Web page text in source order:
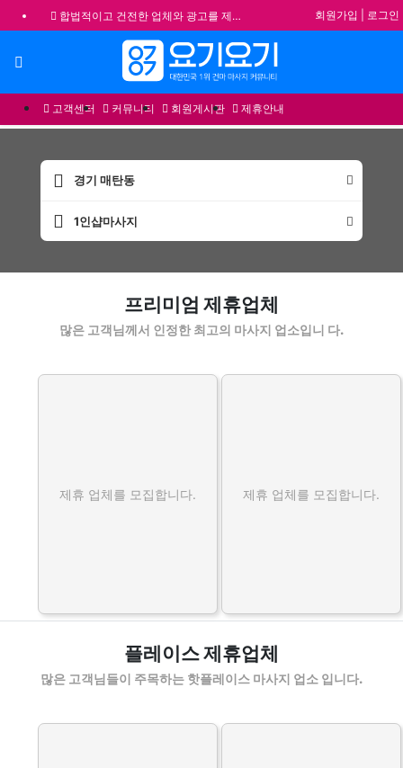
합법적이고 건전한 업체와 광고를 제휴합니다.
★요기요기 설 연휴 휴무 안내★
★ 요기요기 업체회원 안내사항 ★
불건전한 게시글은 삭제 및 회원탈퇴 됩니다.
회원가입 로그인
고객센터 커뮤니티 회원게시판 제휴안내
경기 매탄동
1인샵마사지
프리미엄 제휴업체
많은 고객님께서 인정한 최고의 마사지 업소입니 다.
제휴 업체를 모집합니다. 제휴 업체를 모집합니다.
플레이스 제휴업체
많은 고객님들이 주목하는 핫플레이스 마사지 업소 입니다.